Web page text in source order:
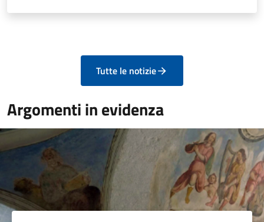
Tutte le notizie
Argomenti in evidenza